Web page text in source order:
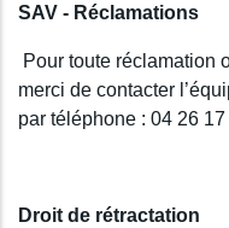
SAV - Réclamations
Pour toute réclamation
merci de contacter
par téléphone : 04 26 17
Droit de rétractation